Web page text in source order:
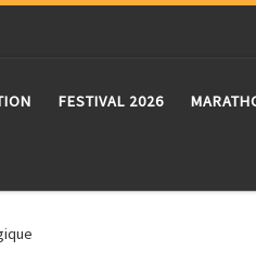
FESTIVAL 2026